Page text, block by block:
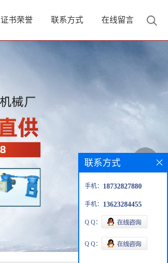
证书荣誉 联系方式 在线留言
联系方式
手机： 18732827880
手机： 13623284455
Q Q：
Q Q：